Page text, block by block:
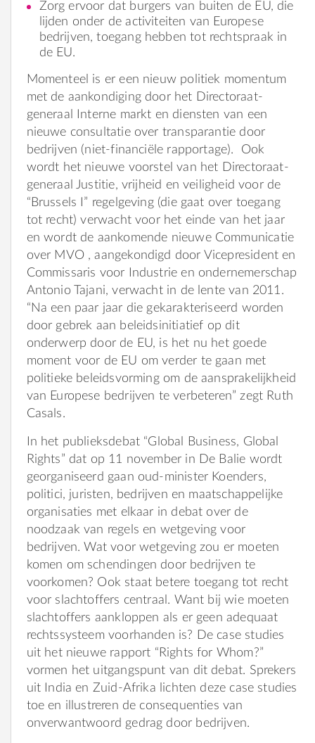
Zorg ervoor dat burgers van buiten de EU, die
lijden onder de activiteiten van Europese
bedrijven, toegang hebben tot rechtspraak in
de EU.
Momenteel is er een nieuw politiek momentum
met de aankondiging door het Directoraat-
generaal Interne markt en diensten van een
nieuwe consultatie over transparantie door
bedrijven (niet-financiële rapportage). Ook
wordt het nieuwe voorstel van het Directoraat-
generaal Justitie, vrijheid en veiligheid voor de
“Brussels I” regelgeving (die gaat over toegang
tot recht) verwacht voor het einde van het jaar
en wordt de aankomende nieuwe Communicatie
over MVO , aangekondigd door Vicepresident en
Commissaris voor Industrie en ondernemerschap
Antonio Tajani, verwacht in de lente van 2011.
“Na een paar jaar die gekarakteriseerd worden
door gebrek aan beleidsinitiatief op dit
onderwerp door de EU, is het nu het goede
moment voor de EU om verder te gaan met
politieke beleidsvorming om de aansprakelijkheid
van Europese bedrijven te verbeteren” zegt Ruth
Casals.
In het publieksdebat “Global Business, Global
Rights” dat op 11 november in De Balie wordt
georganiseerd gaan oud-minister Koenders,
politici, juristen, bedrijven en maatschappelijke
organisaties met elkaar in debat over de
noodzaak van regels en wetgeving voor
bedrijven. Wat voor wetgeving zou er moeten
komen om schendingen door bedrijven te
voorkomen? Ook staat betere toegang tot recht
voor slachtoffers centraal. Want bij wie moeten
slachtoffers aankloppen als er geen adequaat
rechtssysteem voorhanden is? De case studies
uit het nieuwe rapport “Rights for Whom?”
vormen het uitgangspunt van dit debat. Sprekers
uit India en Zuid-Afrika lichten deze case studies
toe en illustreren de consequenties van
onverwantwoord gedrag door bedrijven.